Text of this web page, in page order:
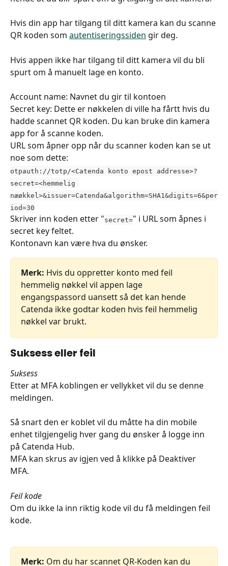
Hvis din app har tilgang til ditt kamera kan du scanne
QR koden som autentiseringssiden gir deg.
Hvis appen ikke har tilgang til ditt kamera vil du bli
spurt om å manuelt lage en konto.
Account name: Navnet du gir til kontoen
Secret key: Dette er nøkkelen di ville ha fårtt hvis du
hadde scannet QR koden. Du kan bruke din kamera
app for å scanne koden.
URL som åpner opp når du scanner koden kan se ut
noe som dette:
otpauth://totp/<Catenda konto epost addresse>?
secret=<hemmelig
næøkkel>&issuer=Catenda&algorithm=SHA1&digits=6&per
iod=30
Skriver inn koden etter "secret=" i URL som åpnes i
secret key feltet.
Kontonavn kan være hva du ønsker.
Merk: Hvis du oppretter konto med feil
hemmelig nøkkel vil appen lage
engangspassord uansett så det kan hende
Catenda ikke godtar koden hvis feil hemmelig
nøkkel var brukt.
Suksess eller feil
Suksess
Etter at MFA koblingen er vellykket vil du se denne
meldingen.
Så snart den er koblet vil du måtte ha din mobile
enhet tilgjengelig hver gang du ønsker å logge inn
på Catenda Hub.
MFA kan skrus av igjen ved å klikke på Deaktiver
MFA.
Feil kode
Om du ikke la inn riktig kode vil du få meldingen feil
kode.
Merk: Om du har scannet QR-Koden kan du